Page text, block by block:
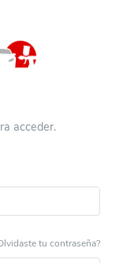
acceder.
tu contraseña?